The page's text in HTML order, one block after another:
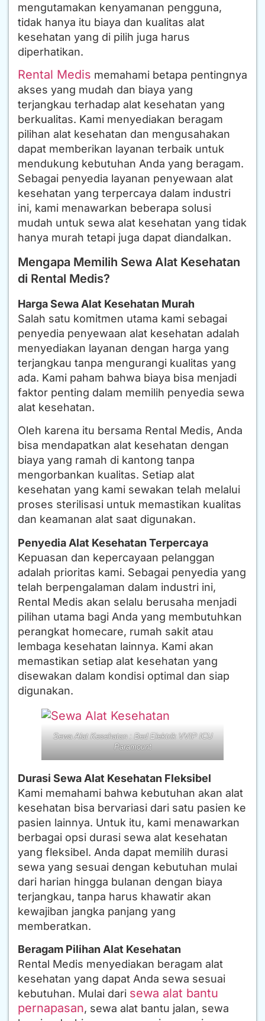
mengutamakan kenyamanan pengguna,
tidak hanya itu biaya dan kualitas alat
kesehatan yang di pilih juga harus
diperhatikan.
Rental Medis memahami betapa pentingnya
akses yang mudah dan biaya yang
terjangkau terhadap alat kesehatan yang
berkualitas. Kami menyediakan beragam
pilihan alat kesehatan dan mengusahakan
dapat memberikan layanan terbaik untuk
mendukung kebutuhan Anda yang beragam.
Sebagai penyedia layanan penyewaan alat
kesehatan yang terpercaya dalam industri
ini, kami menawarkan beberapa solusi
mudah untuk sewa alat kesehatan yang tidak
hanya murah tetapi juga dapat diandalkan.
Mengapa Memilih Sewa Alat Kesehatan
di Rental Medis?
Harga Sewa Alat Kesehatan Murah
Salah satu komitmen utama kami sebagai
penyedia penyewaan alat kesehatan adalah
menyediakan layanan dengan harga yang
terjangkau tanpa mengurangi kualitas yang
ada. Kami paham bahwa biaya bisa menjadi
faktor penting dalam memilih penyedia sewa
alat kesehatan.
Oleh karena itu bersama Rental Medis, Anda
bisa mendapatkan alat kesehatan dengan
biaya yang ramah di kantong tanpa
mengorbankan kualitas. Setiap alat
kesehatan yang kami sewakan telah melalui
proses sterilisasi untuk memastikan kualitas
dan keamanan alat saat digunakan.
Penyedia Alat Kesehatan Terpercaya
Kepuasan dan kepercayaan pelanggan
adalah prioritas kami. Sebagai penyedia yang
telah berpengalaman dalam industri ini,
Rental Medis akan selalu berusaha menjadi
pilihan utama bagi Anda yang membutuhkan
perangkat homecare, rumah sakit atau
lembaga kesehatan lainnya. Kami akan
memastikan setiap alat kesehatan yang
disewakan dalam kondisi optimal dan siap
digunakan.
Sewa Alat Kesehatan : Bed Elektrik VVIP ICU
Paramount
Durasi Sewa Alat Kesehatan Fleksibel
Kami memahami bahwa kebutuhan akan alat
kesehatan bisa bervariasi dari satu pasien ke
pasien lainnya. Untuk itu, kami menawarkan
berbagai opsi durasi sewa alat kesehatan
yang fleksibel. Anda dapat memilih durasi
sewa yang sesuai dengan kebutuhan mulai
dari harian hingga bulanan dengan biaya
terjangkau, tanpa harus khawatir akan
kewajiban jangka panjang yang
memberatkan.
Beragam Pilihan Alat Kesehatan
Rental Medis menyediakan beragam alat
kesehatan yang dapat Anda sewa sesuai
kebutuhan. Mulai dari sewa alat bantu
pernapasan, sewa alat bantu jalan, sewa